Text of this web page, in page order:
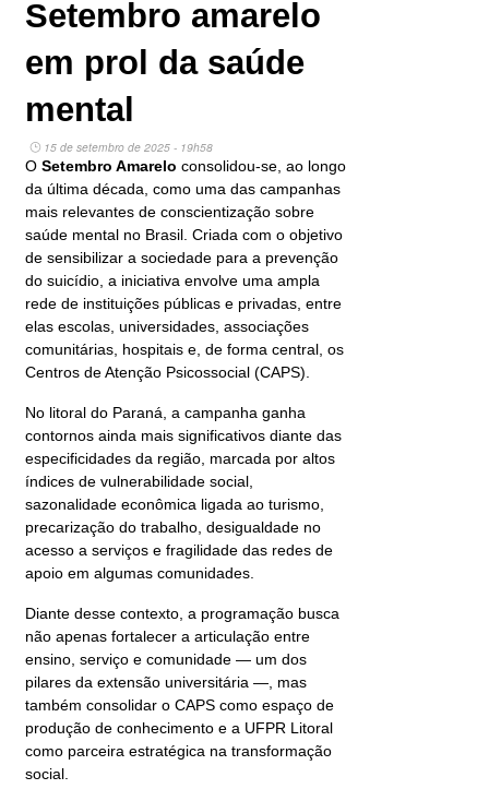
Setembro amarelo
em prol da saúde
mental
15 de setembro de 2025 - 19h58
OSetembro Amarelo consolidou-se, ao longo
da última década, como uma das campanhas
mais relevantes de conscientização sobre
saúde mental no Brasil. Criada com o objetivo
de sensibilizar a sociedade para a prevenção
do suicídio, a iniciativa envolve uma ampla
rede de instituições públicas e privadas, entre
elas escolas, universidades, associações
comunitárias, hospitais e, de forma central, os
Centros de Atenção Psicossocial (CAPS).
No litoral do Paraná, a campanha ganha
contornos ainda mais significativos diante das
especificidades da região, marcada por altos
índices de vulnerabilidade social,
sazonalidade econômica ligada ao turismo,
precarização do trabalho, desigualdade no
acesso a serviços e fragilidade das redes de
apoio em algumas comunidades.
Diante desse contexto, a programação busca
não apenas fortalecer a articulação entre
ensino, serviço e comunidade — um dos
pilares da extensão universitária —, mas
também consolidar o CAPS como espaço de
produção de conhecimento e a UFPR Litoral
como parceira estratégica na transformação
social.